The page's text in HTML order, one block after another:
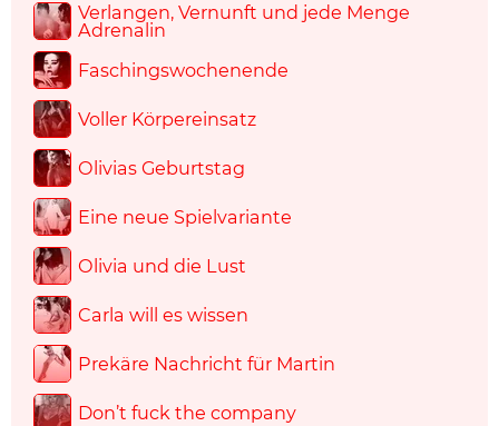
Verlangen, Vernunft und jede Menge
Adrenalin
Faschingswochenende
Voller Körpereinsatz
Olivias Geburtstag
Eine neue Spielvariante
Olivia und die Lust
Carla will es wissen
Prekäre Nachricht für Martin
Don’t fuck the company